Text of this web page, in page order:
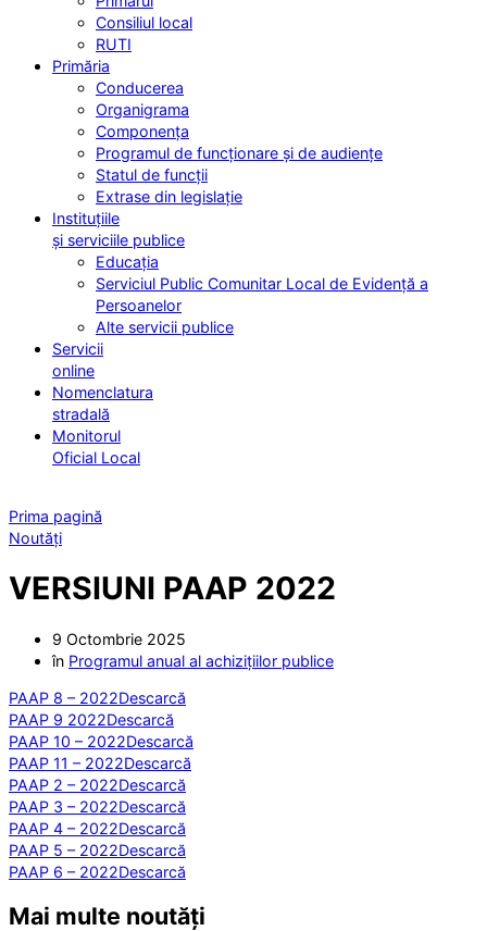
Consiliul local
RUTI
Primăria
Conducerea
Organigrama
Componența
Programul de funcționare și de audiențe
Statul de funcții
Extrase din legislație
Instituțiile
și serviciile publice
Educația
Serviciul Public Comunitar Local de Evidență a
Persoanelor
Alte servicii publice
Servicii
online
Nomenclatura
stradală
Monitorul
Oficial Local
Prima pagină
Noutăți
VERSIUNI PAAP 2022
9 Octombrie 2025
în Programul anual al achizițiilor publice
PAAP 8 – 2022Descarcă
PAAP 9 2022Descarcă
PAAP 10 – 2022Descarcă
PAAP 11 – 2022Descarcă
PAAP 2 – 2022Descarcă
PAAP 3 – 2022Descarcă
PAAP 4 – 2022Descarcă
PAAP 5 – 2022Descarcă
PAAP 6 – 2022Descarcă
Mai multe noutăți